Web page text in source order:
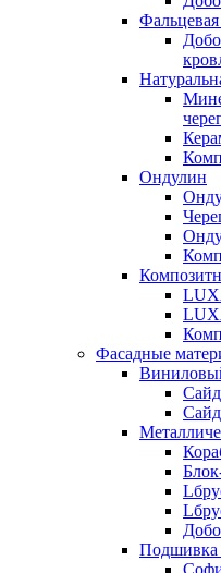
Ондулин
Фасадные
Подшивка